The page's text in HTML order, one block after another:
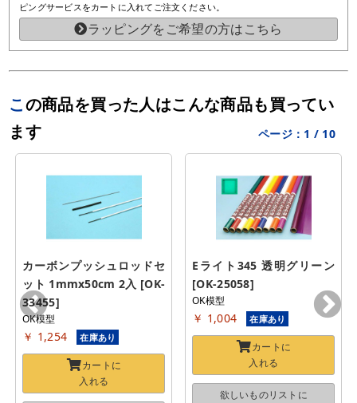
ピングサービスをカートに入れてご注文ください。
ラッピングをご希望の方はこちら
この商品を買った人はこんな商品も買ってい
ます
ページ： 1 / 10
カーボンプッシュロッドセ
ット 1mmx50cm 2入 [OK-
33455]
OK模型
￥ 1,254 在庫あり
カートに
入れる
Eライト345 透明グリーン
[OK-25058]
OK模型
￥ 1,004 在庫あり
カートに
入れる
欲しいものリストに